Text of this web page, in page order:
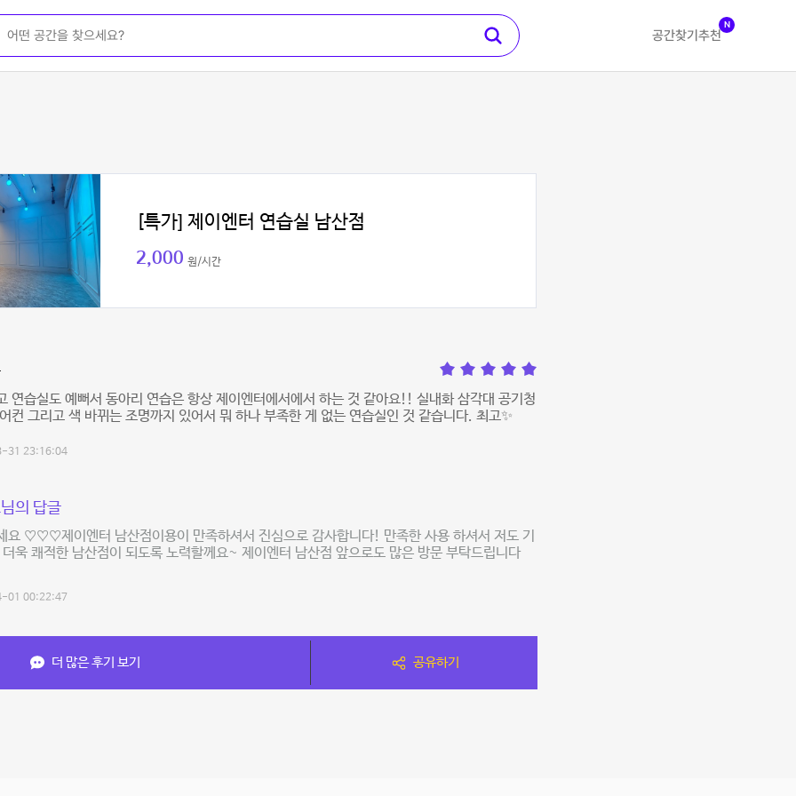
공간찾기 추천
N
[특가] 제이엔터 연습실 남산점
2,000 원/시간
연습실도 예뻐서 동아리 연습은 항상 제이엔터에서에서 하는 것 같아요!! 실내화 삼각대 공기청
컨 그리고 색 바뀌는 조명까지 있어서 뭐 하나 부족한 게 없는 연습실인 것 같습니다. 최고✨
31 23:16:04
의 답글
요 ♡♡♡제이엔터 남산점이용이 만족하셔서 진심으로 감사합니다! 만족한 사용 하셔서 저도 기
욱 쾌적한 남산점이 되도록 노력할께요~ 제이엔터 남산점 앞으로도 많은 방문 부탁드립니다
01 00:22:47
더 많은 후기 보기 공유하기